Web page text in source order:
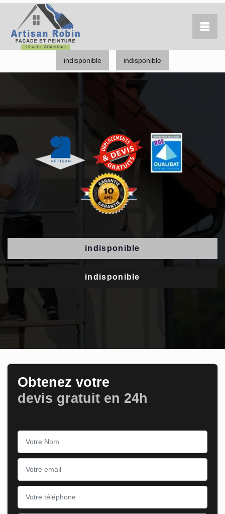
indisponible indisponible
indisponible
indisponible
Obtenez votre
devis gratuit en 24h